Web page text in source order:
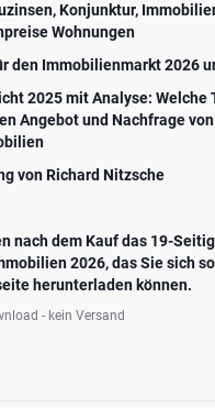
Konjunktur,
Wohnungen
den Immobilienmarkt 2026
2025 mit Analyse: Welche
Angebot und Nachfrage von
von Richard Nitzsche
nach dem Kauf das 19-
2026, das Sie sich
herunterladen können.
- kein Versand